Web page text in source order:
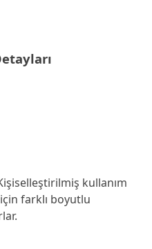
kullanım
farklı boyutlu